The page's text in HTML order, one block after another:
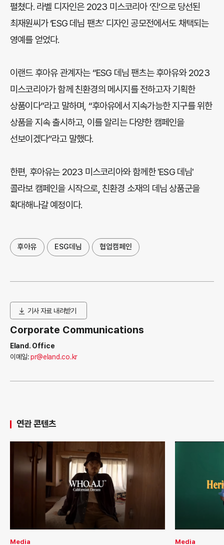
펼쳤다. 라벨 디자인은 2023 미스코리아 ‘진’으로 당선된
최재원씨가 ‘ESG 데님 팬츠’ 디자인 공모전에서도 채택되는
영예를 얻었다.
이랜드 후아유 관계자는 “ESG 데님 팬츠는 후아유와 2023
미스코리아가 함께 친환경의 메시지를 전하고자 기획한
상품이다”라고 말하며, “후아유에서 지속가능한 지구를 위한
상품을 지속 출시하고, 이를 알리는 다양한 캠페인을
선보이겠다”라고 말했다.
한편, 후아유는 2023 미스코리아와 함께한 'ESG 데님'
콜라보 캠페인을 시작으로, 친환경 소재의 데님 상품군을
확대해나갈 예정이다.
후아유 ESG데님 협업캠페인
기사 자료 내려받기
Corporate Communications
Eland. Office
이메일:pr@eland.co.kr
연관 콘텐츠
Media Media